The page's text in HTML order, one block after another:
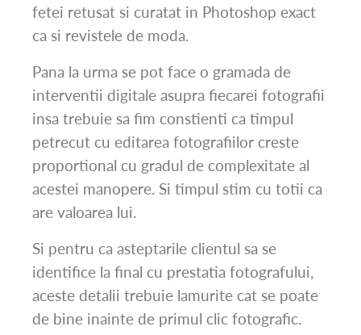
fetei retusat si curatat in Photoshop exact
ca si revistele de moda.
Pana la urma se pot face o gramada de
interventii digitale asupra fiecarei fotografii
insa trebuie sa fim constienti ca timpul
petrecut cu editarea fotografiilor creste
proportional cu gradul de complexitate al
acestei manopere. Si timpul stim cu totii ca
are valoarea lui.
Si pentru ca asteptarile clientul sa se
identifice la final cu prestatia fotografului,
aceste detalii trebuie lamurite cat se poate
de bine inainte de primul clic fotografic.